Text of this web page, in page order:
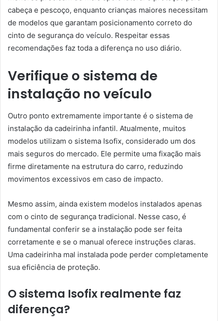
cabeça e pescoço, enquanto crianças maiores necessitam
de modelos que garantam posicionamento correto do
cinto de segurança do veículo. Respeitar essas
recomendações faz toda a diferença no uso diário.
Verifique o sistema de
instalação no veículo
Outro ponto extremamente importante é o sistema de
instalação da cadeirinha infantil. Atualmente, muitos
modelos utilizam o sistema Isofix, considerado um dos
mais seguros do mercado. Ele permite uma fixação mais
firme diretamente na estrutura do carro, reduzindo
movimentos excessivos em caso de impacto.
Mesmo assim, ainda existem modelos instalados apenas
com o cinto de segurança tradicional. Nesse caso, é
fundamental conferir se a instalação pode ser feita
corretamente e se o manual oferece instruções claras.
Uma cadeirinha mal instalada pode perder completamente
sua eficiência de proteção.
O sistema Isofix realmente faz
diferença?